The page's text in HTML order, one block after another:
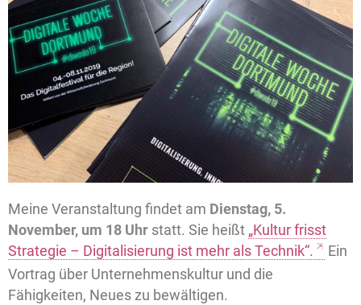
Meine Veranstaltung findet am Dienstag, 5.
November, um 18 Uhr statt. Sie heißt „Kultur frisst
Strategie – Digitalisierung ist mehr als Technik“.
Ein
Vortrag über Unternehmenskultur und die
Fähigkeiten, Neues zu bewältigen.